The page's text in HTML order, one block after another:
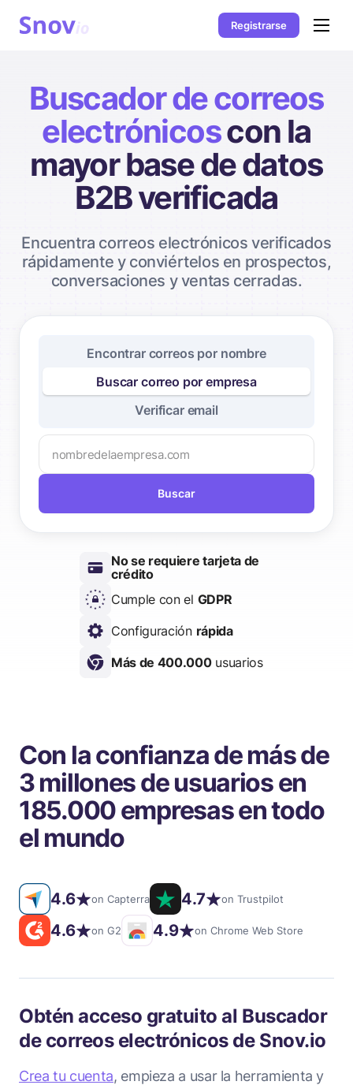
Registrarse
Buscador de correos
electrónicoscon la
mayor base de datos
B2B verificada
Encuentra correos electrónicos verificados
rápidamente y conviértelos en prospectos,
conversaciones y ventas cerradas.
Encontrar correos por nombre
Buscar correo por empresa
Verificar email
Buscar
No se requiere tarjeta de
crédito
Cumple con el GDPR
Configuración rápida
Más de 400.000usuarios
Con la confianza de más de
3 millones de usuarios en
185.000 empresas en todo
el mundo
4.6 on Capterra 4.7 on Trustpilot
4.6 on G2 4.9 on Chrome Web Store
Obtén acceso gratuito al Buscador
de correos electrónicos de Snov.io
Crea tu cuenta, empieza a usar la herramienta y